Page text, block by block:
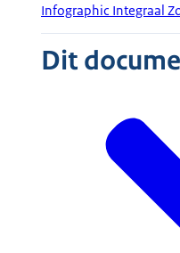
Infographic Integraal
Dit